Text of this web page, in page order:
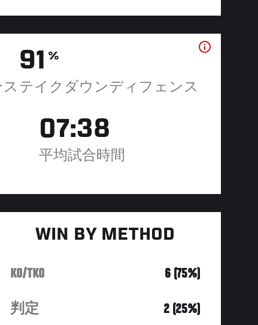
91 %
テイクダウンディフェンス
07:38
平均試合時間
WIN BY METHOD
KO/TKO 6 (75%)
判定 2 (25%)